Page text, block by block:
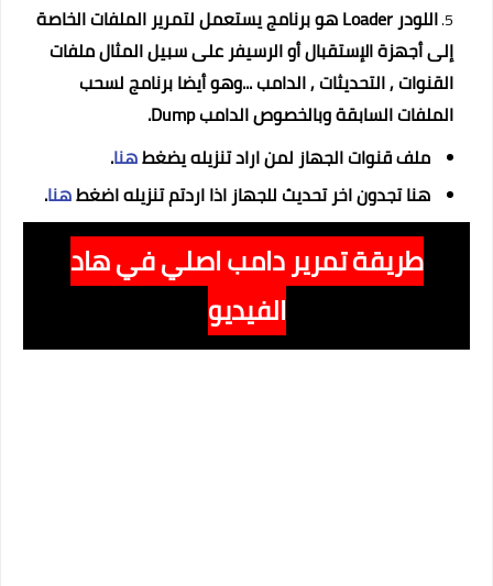
اللودر Loader هو برنامج يستعمل لتمرير الملفات الخاصة
إلى أجهزة الإستقبال أو الرسيفر على سبيل المثال ملفات
القنوات , التحديثات , الدامب ...وهو أيضا برنامج لسحب
الملفات السابقة وبالخصوص الدامب Dump.
ملف قنوات الجهاز لمن اراد تنزيله يضغطهنا.
هنا تجدون اخر تحديث للجهاز اذا اردتم تنزيله اضغطهنا.
طريقة تمرير دامب اصلي في هاد
الفيديو